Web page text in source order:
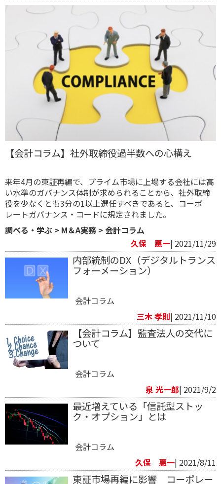
【会計コラム】社外取締役過半数への心構え
来年4月の東証再編で、プライム市場に上場する会社には高
い水準のガバナンス体制が求められることから、社外取締
役を少なくとも3分の1以上選任すべきであると、コーポ
レートガバナンス・コードに規定されました。
調べる・学ぶ > M＆A実務 > 会計コラム
久保 惠一| 2021/11/29
内部統制のDX（デジタルトランス
フォーメーション）
会計コラム
三木 孝則| 2021/11/10
【会計コラム】監査法人の交代に
ついて
会計コラム
泉 光一郎| 2021/9/2
最近増えている「信託型ストッ
ク・オプション」とは
会計コラム
久保 惠一| 2021/8/11
東証市場再編に影響 コーポレー